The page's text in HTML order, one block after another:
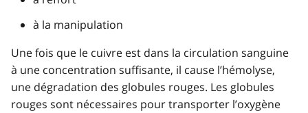
à la manipulation
Une fois que le cuivre est dans la circulation sanguine
à une concentration suffisante, il cause l’hémolyse,
une dégradation des globules rouges. Les globules
rouges sont nécessaires pour transporter l’oxygène